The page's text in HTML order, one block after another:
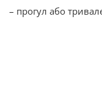
– прогул або